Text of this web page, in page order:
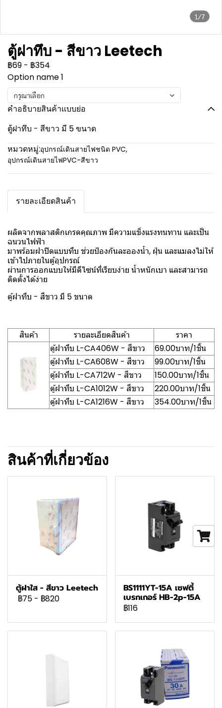
1/7
ตู้ฝาทึบ - สีขาว Leetech
฿69 - ฿354
Option name 1
กรุณาเลือก
คำอธิบายสินค้าแบบย่อ
ตู้ฝาทึบ - สีขาว มี 5 ขนาด
หมวดหมู่:อุปกรณ์เดินสายไฟชนิด PVC,
อุปกรณ์เดินสายไฟPVC-สีขาว
รายละเอียดสินค้า
ผลิตจากพลาสติกเกรดคุณภาพ มีความแข็งแรงทนทาน และเป็น
ฉนวนไฟฟ้า
มาพร้อมฝาปิดแบบทึบ ช่วยป้องกันละอองน้ำ, ฝุ่น และแมลงไม่ให้
เข้าไปภายในตู้อุปกรณ์
ผ่านการออกแบบให้มีดีไซน์ที่เรียบง่าย น้ำหนักเบา และสามารถ
ติดตั้งได้ง่าย
ตู้ฝาทึบ - สีขาว มี 5 ขนาด
สินค้า รายละเอียดสินค้า
ราคา
ตู้ฝาทึบ L-CA406W - สีขาว
69.00บาท/1ชิ้น
ตู้ฝาทึบ L-CA608W - สีขาว
99.00บาท/1ชิ้น
ตู้ฝาทึบ L-CA712W - สีขาว
150.00บาท/1ชิ้น
ตู้ฝาทึบ L-CA1012W - สีขาว
220.00บาท/1ชิ้น
ตู้ฝาทึบ L-CA1216W - สีขาว
354.00บาท/1ชิ้น
สินค้าที่เกี่ยวข้อง
ตู้ฝาใส - สีขาว Leetech
฿75 - ฿820
BS1111YT-15A เซฟตี้
เบรกเกอร์ HB-2p-15A
฿116